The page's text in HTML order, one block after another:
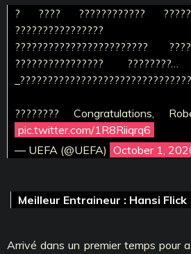
? ???? ????????????
????????????????
????????????????????????
???????????????? ????????…
???????? Congratulations,
pic.twitter.com/1R8Riiqrq6
— UEFA (@UEFA) October 1,
Meilleur Entraineur : Hansi Flick
Arrivé dans un premier temps pour